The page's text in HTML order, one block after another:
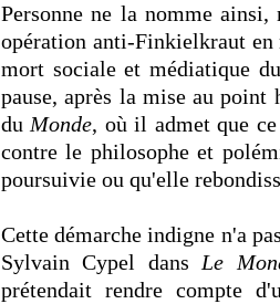
Personne ne la nomme
opération anti-Finkielkraut en
mort sociale et médiatique
pause, après la mise au
du Monde, où il admet que
contre le philosophe et
poursuivie ou qu'elle
Cette démarche indigne n'a
Sylvain Cypel dans Le
prétendait rendre compte